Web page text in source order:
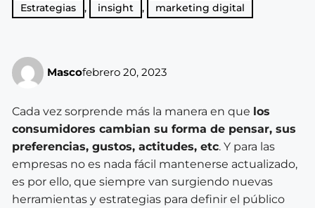
Estrategias , insight , marketing digital
Mascofebrero 20, 2023
Cada vez sorprende más la manera en que los
consumidores cambian su forma de pensar, sus
preferencias, gustos, actitudes, etc. Y para las
empresas no es nada fácil mantenerse actualizado,
es por ello, que siempre van surgiendo nuevas
herramientas y estrategias para definir el público